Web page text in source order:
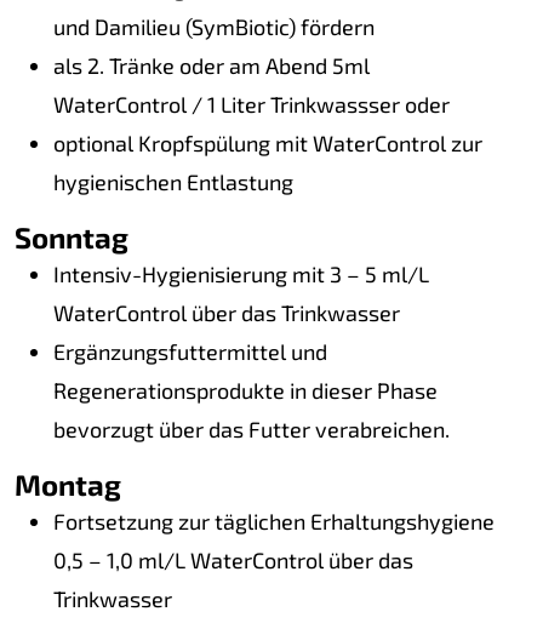
und Damilieu (SymBiotic) fördern
als 2. Tränke oder am Abend 5ml
WaterControl / 1 Liter Trinkwassser oder
optional Kropfspülung mit WaterControl zur
hygienischen Entlastung
Sonntag
Intensiv-Hygienisierung mit 3 – 5 ml/L
WaterControl über das Trinkwasser
Ergänzungsfuttermittel und
Regenerationsprodukte in dieser Phase
bevorzugt über das Futter verabreichen.
Montag
Fortsetzung zur täglichen Erhaltungshygiene
0,5 – 1,0 ml/L WaterControl über das
Trinkwasser